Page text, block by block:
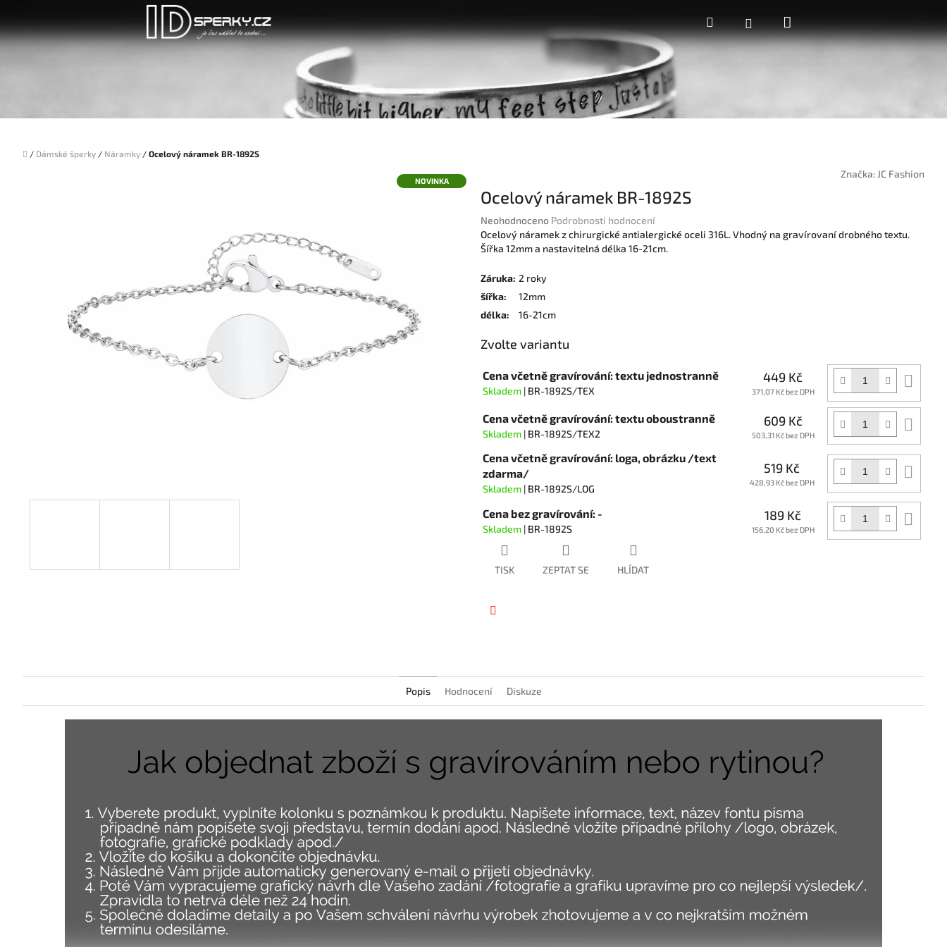
obsah
HledatPřihlášeníNákupní
košík
Domů
/ Dámské šperky / Náramky / Ocelový náramek BR-1892S
NOVINKA
Značka: JC Fashion
Ocelový náramek BR-1892S
Průměrné
hodnocení
produktu
0,0
z
5
hvězdiček.
Neohodnoceno Podrobnosti hodnocení
Ocelový náramek z chirurgické antialergické oceli 316L. Vhodný na gravírovaní drobného textu.
Šířka 12mm a nastavitelná délka 16-21cm.
Záruka: 2 roky
šířka:
12mm
délka: 16-21cm
Zvolte variantu
Cena včetně gravírování: textu jednostranně
Skladem | BR-1892S/TEX
449 Kč
371,07 Kč bez DPH
Cena včetně gravírování: textu oboustranně
Skladem | BR-1892S/TEX2
609 Kč
503,31 Kč bez DPH
Cena včetně gravírování: loga, obrázku /text
zdarma/
Skladem | BR-1892S/LOG
519 Kč
428,93 Kč bez DPH
Cena bez gravírování: -
Skladem | BR-1892S
189 Kč
156,20 Kč bez DPH
TISK ZEPTAT SE HLÍDAT
Popis Hodnocení Diskuze